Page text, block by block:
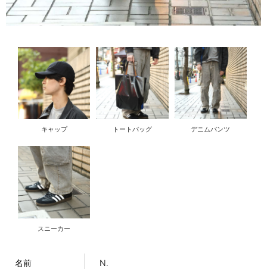
キャップ トートバッグ デニムパンツ
スニーカー
名前 N.